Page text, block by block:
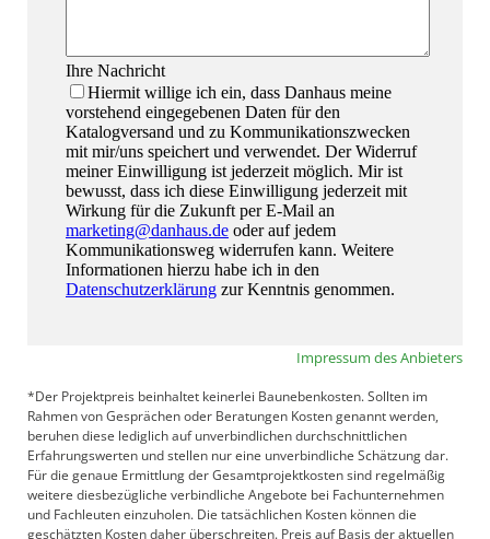
Impressum des Anbieters
*Der Projektpreis beinhaltet keinerlei Baunebenkosten. Sollten im
Rahmen von Gesprächen oder Beratungen Kosten genannt werden,
beruhen diese lediglich auf unverbindlichen durchschnittlichen
Erfahrungswerten und stellen nur eine unverbindliche Schätzung dar.
Für die genaue Ermittlung der Gesamtprojektkosten sind regelmäßig
weitere diesbezügliche verbindliche Angebote bei Fachunternehmen
und Fachleuten einzuholen. Die tatsächlichen Kosten können die
geschätzten Kosten daher überschreiten. Preis auf Basis der aktuellen